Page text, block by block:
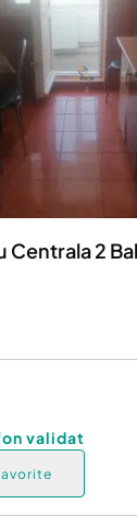
si Vehicule
industriale
2
validat